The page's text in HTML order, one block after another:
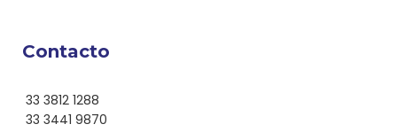
Contacto
33 3812 1288
33 3441 9870